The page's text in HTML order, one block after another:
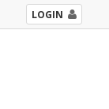
LOGIN